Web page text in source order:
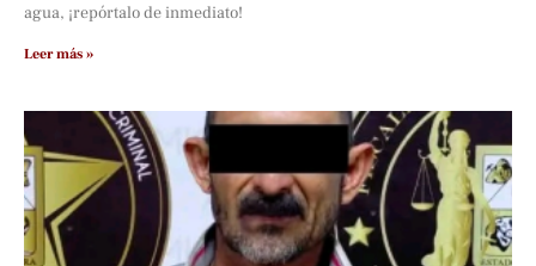
agua, ¡repórtalo de inmediato!
Leer más »